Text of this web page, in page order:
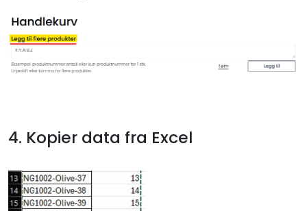
4. Kopier data fra Excel